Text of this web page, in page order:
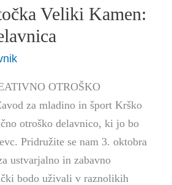
Veliki Kamen:
OTROŠKO
za mladino in šport Krško
otroško delavnico, ki jo bo
Pridružite se nam 3. oktobra
ustvarjalno in zabavno
bodo uživali v raznolikih